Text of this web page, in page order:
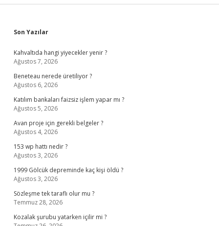
Sidebar
Son Yazılar
Kahvaltıda hangi yiyecekler yenir ?
Ağustos 7, 2026
Beneteau nerede üretiliyor ?
Ağustos 6, 2026
Katılım bankaları faizsiz işlem yapar mı ?
Ağustos 5, 2026
Avan proje için gerekli belgeler ?
Ağustos 4, 2026
153 wp hattı nedir ?
Ağustos 3, 2026
1999 Gölcük depreminde kaç kişi öldü ?
Ağustos 3, 2026
Sözleşme tek taraflı olur mu ?
Temmuz 28, 2026
Kozalak şurubu yatarken içilir mi ?